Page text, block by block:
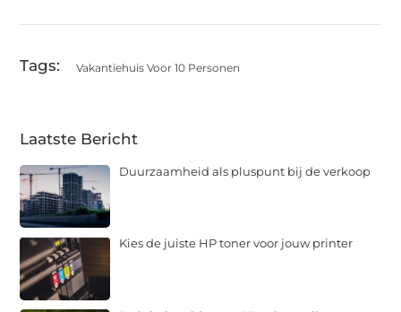
Tags: Vakantiehuis Voor 10 Personen
Laatste Bericht
Duurzaamheid als pluspunt bij de verkoop
Kies de juiste HP toner voor jouw printer